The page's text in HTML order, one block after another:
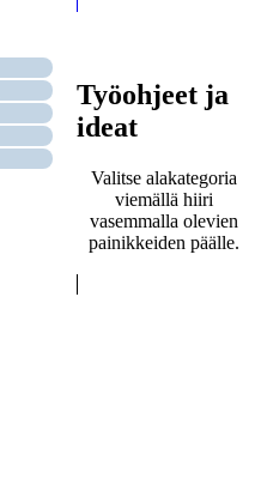
Työohjeet ja
ideat
Valitse alakategoria
viemällä hiiri
vasemmalla olevien
painikkeiden päälle.